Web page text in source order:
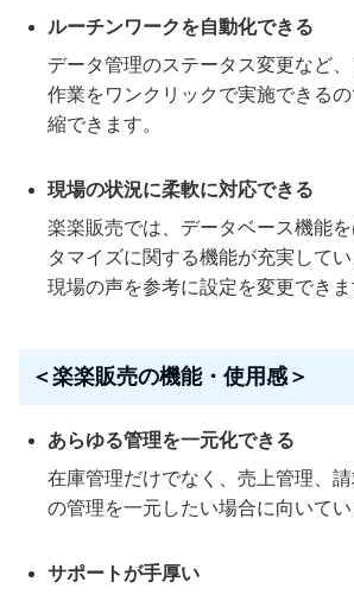
ルーチンワークを自動化できる
データ管理のステータス変更など
作業をワンクリックで実施できる
縮できます。
現場の状況に柔軟に対応できる
楽楽販売では、データベース機能
タマイズに関する機能が充実してい
現場の声を参考に設定を変更できま
＜楽楽販売の機能・使用感＞
あらゆる管理を一元化できる
在庫管理だけでなく、売上管理、
の管理を一元したい場合に向いてい
サポートが手厚い